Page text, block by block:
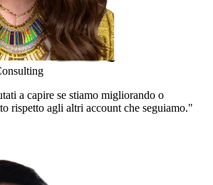
a capire se stiamo migliorando o
rispetto agli altri account che seguiamo."